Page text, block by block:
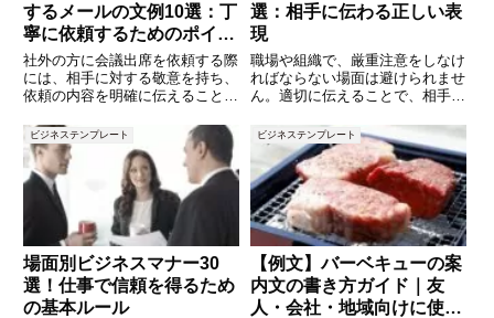
するメールの文例10選：丁
寧に依頼するためのポイン
ト
社外の方に会議出席を依頼する際
には、相手に対する敬意を持ち、
依頼の内容を明確に伝えることが
を具体的に伝えることで、相手が
スムーズに判断しやすくなりま
す。この記事では、社外の方に会
議出席を依頼する際に使えるメー
選：相手に伝わる正しい表
現
職場や組織で、厳重注意をしなけ
ればならない場面は避けられませ
ん。適切に伝えることで、相手に
待できます。本記事では、厳重注
意の際に役立つ文例を10個紹介
します。文例の背景やポイントを
解説しながら、誤解なく伝えるコ
ビジネステンプレート
場面別ビジネスマナー30
選！仕事で信頼を得るため
の基本ルール
ビジネステンプレート
【例文】バーベキューの案
内文の書き方ガイド｜友
人・会社・地域向けに使え